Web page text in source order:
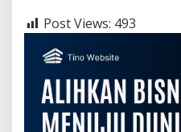
Post Views: 493